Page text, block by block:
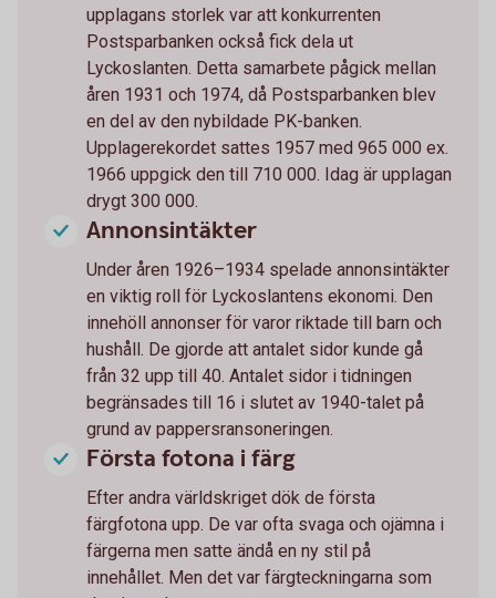
upplagans storlek var att konkurrenten
Postsparbanken också fick dela ut
Lyckoslanten. Detta samarbete pågick mellan
åren 1931 och 1974, då Postsparbanken blev
en del av den nybildade PK-banken.
Upplagerekordet sattes 1957 med 965 000 ex.
1966 uppgick den till 710 000. Idag är upplagan
drygt 300 000.
Annonsintäkter
Under åren 1926–1934 spelade annonsintäkter
en viktig roll för Lyckoslantens ekonomi. Den
innehöll annonser för varor riktade till barn och
hushåll. De gjorde att antalet sidor kunde gå
från 32 upp till 40. Antalet sidor i tidningen
begränsades till 16 i slutet av 1940-talet på
grund av pappersransoneringen.
Första fotona i färg
Efter andra världskriget dök de första
färgfotona upp. De var ofta svaga och ojämna i
färgerna men satte ändå en ny stil på
innehållet. Men det var färgteckningarna som